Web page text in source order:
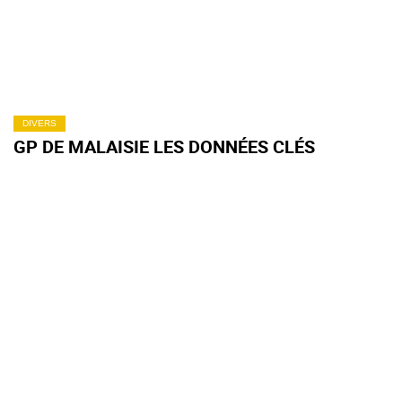
DIVERS
GP DE MALAISIE LES DONNÉES CLÉS